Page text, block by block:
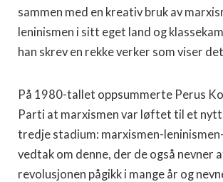
sammen med en kreativ bruk av
leninismen i sitt eget land og
han skrev en rekke verker som viser
På 1980-tallet oppsummerte Perus
Parti at marxismen var løftet til et
tredje stadium: marxismen-
vedtak om denne, der de også nevner
revolusjonen pågikk i mange år og